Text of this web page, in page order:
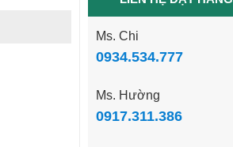
Ms. Chi
0934.534.777
Ms. Hường
0917.311.386